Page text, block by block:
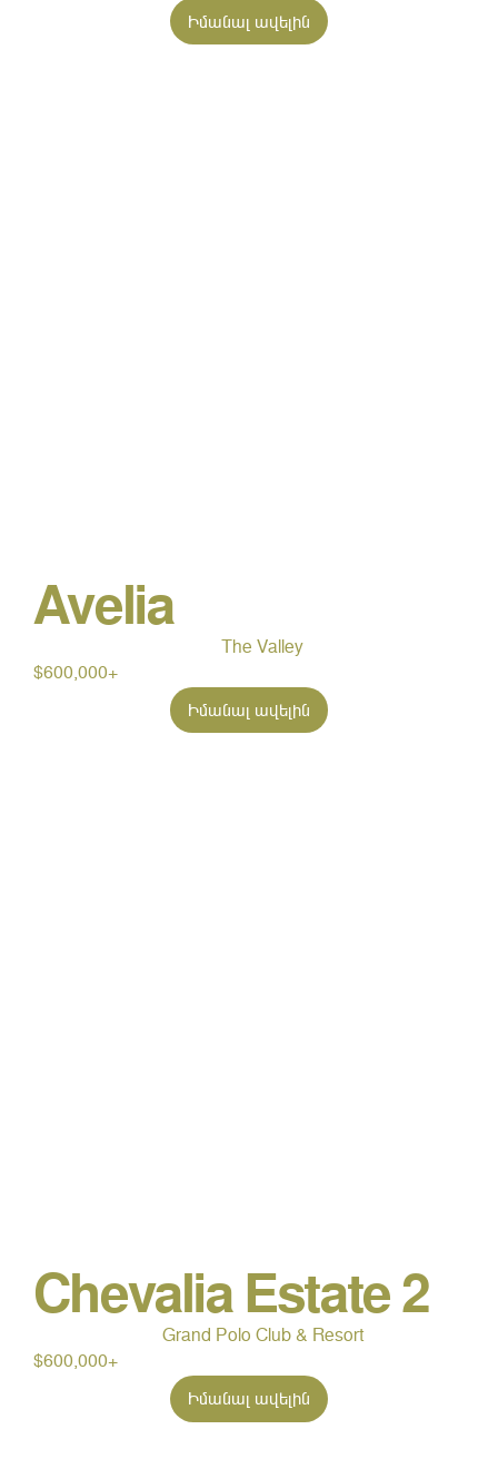
Իմանալ ավելին
Avelia
The Valley
$600,000+
Իմանալ ավելին
Chevalia Estate 2
Grand Polo Club & Resort
$600,000+
Իմանալ ավելին